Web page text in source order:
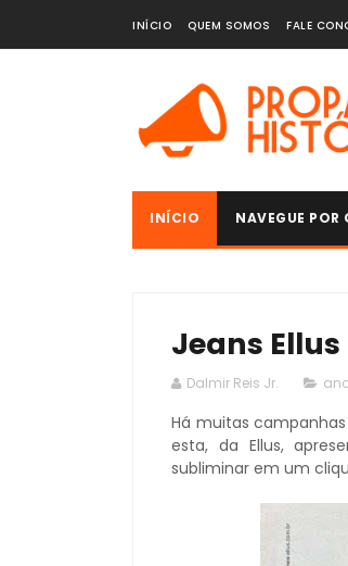
INÍCIO QUEM SOMOS FALE
INÍCIO NAVEGUE POR
Jeans Ellus
Dalmir Reis Jr.
Há muitas
esta, da Ellus,
subliminar em um